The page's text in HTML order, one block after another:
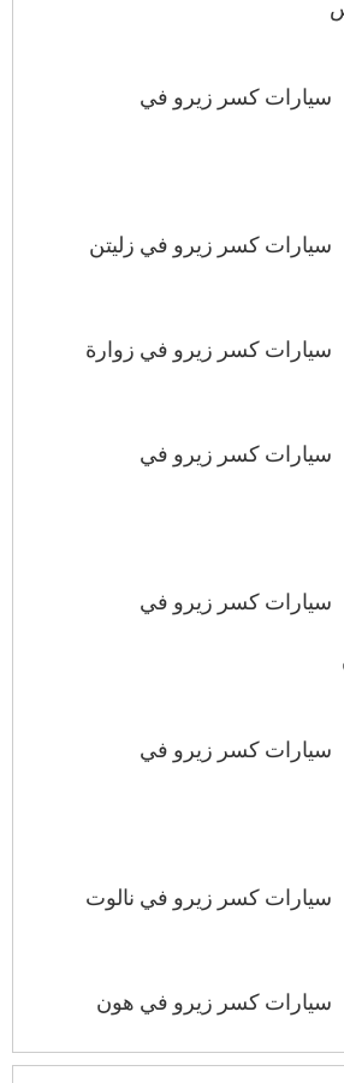
سيارات كسر زيرو في
سيارات كسر زيرو في زليتن
سيارات كسر زيرو في زوارة
سيارات كسر زيرو في
سيارات كسر زيرو في
سيارات كسر زيرو في
سيارات كسر زيرو في نالوت
سيارات كسر زيرو في هون‎‎